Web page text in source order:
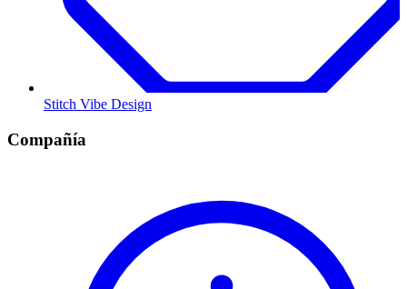
Stitch Vibe Design
Compañía